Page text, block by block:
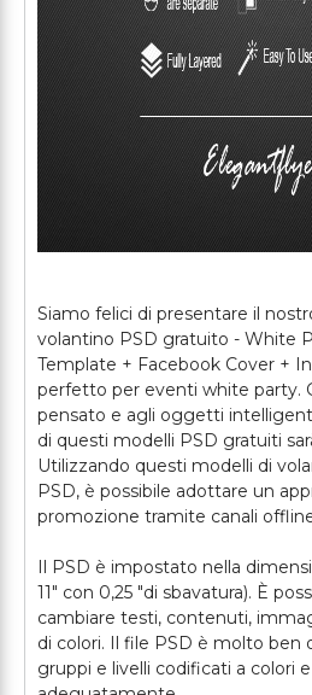
Siamo felici di presentare il
volantino PSD gratuito - White
Template + Facebook Cover +
perfetto per eventi white party.
pensato e agli oggetti
di questi modelli PSD gratuiti
Utilizzando questi modelli di
PSD, è possibile adottare un
promozione tramite canali
Il PSD è impostato nella
11" con 0,25 "di sbavatura). È
cambiare testi, contenuti,
di colori. Il file PSD è molto ben
gruppi e livelli codificati a colori